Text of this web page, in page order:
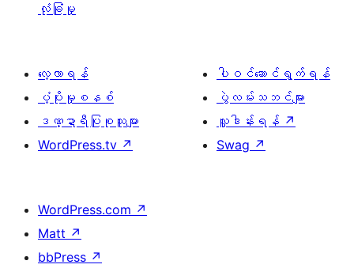
လုံခြုံမှု
လေ့လာရန်
ပံ့ပိုးမှုစနစ်
ဒဏ္ဍာရီပြုစုသူများ
WordPress.tv ↗
ပါဝင်ဆောင်ရွက်ရန်
ပွဲလမ်းသဘင်များ
လှူဒါန်းရန် ↗
Swag ↗
WordPress.com ↗
Matt ↗
bbPress ↗